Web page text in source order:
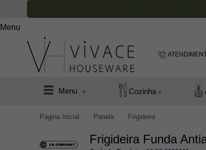
Menu
Menu Cozinha
Página Inicial Panela Frigideira
Frigideira Funda